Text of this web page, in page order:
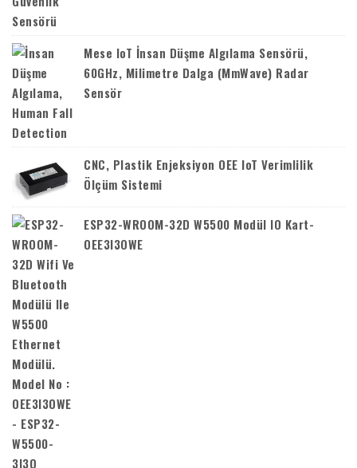
Mese IoT İnsan Düşme Algılama Sensörü,
60GHz, Milimetre Dalga (mmWave) Radar
Sensör
CNC, Plastik Enjeksiyon OEE IoT Verimlilik
Ölçüm Sistemi
ESP32-WROOM-32D W5500 Modül IO Kart-
OEE3I3OWE